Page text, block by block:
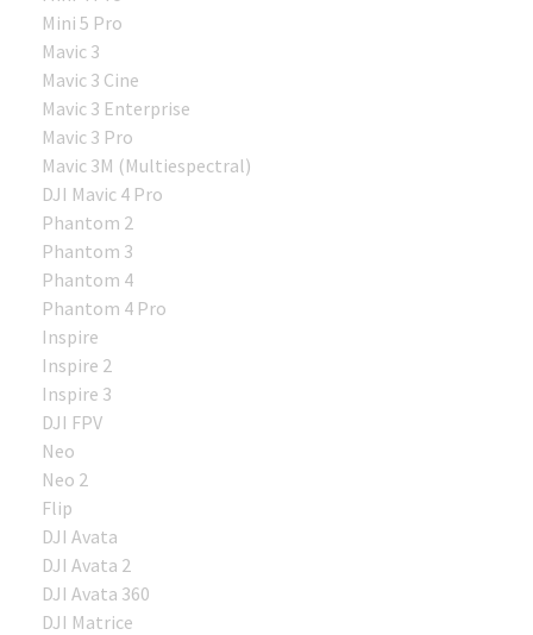
Mini 5 Pro
Mavic 3
Mavic 3 Cine
Mavic 3 Enterprise
Mavic 3 Pro
Mavic 3M (Multiespectral)
DJI Mavic 4 Pro
Phantom 2
Phantom 3
Phantom 4
Phantom 4 Pro
Inspire
Inspire 2
Inspire 3
DJI FPV
Neo
Neo 2
Flip
DJI Avata
DJI Avata 2
DJI Avata 360
DJI Matrice